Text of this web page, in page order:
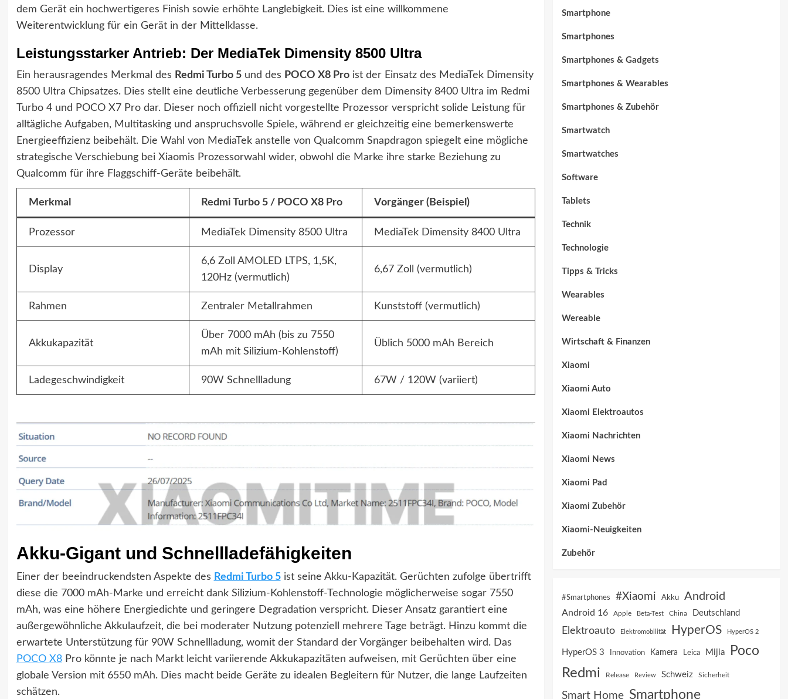
dem Gerät ein hochwertigeres Finish sowie erhöhte Langlebigkeit. Dies ist eine willkommene
Weiterentwicklung für ein Gerät in der Mittelklasse.
Leistungsstarker Antrieb: Der MediaTek Dimensity 8500 Ultra
Ein herausragendes Merkmal des Redmi Turbo 5und des POCO X8 Proist der Einsatz des MediaTek Dimensity
8500 Ultra Chipsatzes. Dies stellt eine deutliche Verbesserung gegenüber dem Dimensity 8400 Ultra im Redmi
Turbo 4 und POCO X7 Pro dar. Dieser noch offiziell nicht vorgestellte Prozessor verspricht solide Leistung für
alltägliche Aufgaben, Multitasking und anspruchsvolle Spiele, während er gleichzeitig eine bemerkenswerte
Energieeffizienz beibehält. Die Wahl von MediaTek anstelle von Qualcomm Snapdragon spiegelt eine mögliche
strategische Verschiebung bei Xiaomis Prozessorwahl wider, obwohl die Marke ihre starke Beziehung zu
Qualcomm für ihre Flaggschiff-Geräte beibehält.
Merkmal Redmi Turbo 5 / POCO X8 Pro Vorgänger (Beispiel)
Prozessor MediaTek Dimensity 8500 Ultra MediaTek Dimensity 8400 Ultra
Display
6,6 Zoll AMOLED LTPS, 1,5K,
120Hz (vermutlich)
6,67 Zoll (vermutlich)
Rahmen Zentraler Metallrahmen Kunststoff (vermutlich)
Akkukapazität
Über 7000 mAh (bis zu 7550
mAh mit Silizium-Kohlenstoff)
Üblich 5000 mAh Bereich
Ladegeschwindigkeit 90W Schnellladung 67W / 120W (variiert)
Akku-Gigant und Schnellladefähigkeiten
Einer der beeindruckendsten Aspekte des Redmi Turbo 5ist seine Akku-Kapazität. Gerüchten zufolge übertrifft
diese die 7000 mAh-Marke und erreicht dank Silizium-Kohlenstoff-Technologie möglicherweise sogar 7550
mAh, was eine höhere Energiedichte und geringere Degradation verspricht. Dieser Ansatz garantiert eine
außergewöhnliche Akkulaufzeit, die bei moderater Nutzung potenziell mehrere Tage beträgt. Hinzu kommt die
erwartete Unterstützung für 90W Schnellladung, womit der Standard der Vorgänger beibehalten wird. Das
POCO X8Pro könnte je nach Markt leicht variierende Akkukapazitäten aufweisen, mit Gerüchten über eine
globale Version mit 6550 mAh. Dies macht beide Geräte zu idealen Begleitern für Nutzer, die lange Laufzeiten
schätzen.
Smartphone
Smartphones
Smartphones & Gadgets
Smartphones & Wearables
Smartphones & Zubehör
Smartwatch
Smartwatches
Software
Tablets
Technik
Technologie
Tipps & Tricks
Wearables
Wereable
Wirtschaft & Finanzen
Xiaomi
Xiaomi Auto
Xiaomi Elektroautos
Xiaomi Nachrichten
Xiaomi News
Xiaomi Pad
Xiaomi Zubehör
Xiaomi-Neuigkeiten
Zubehör
#Smartphones #Xiaomi Akku Android
Android 16 Apple Beta-Test China Deutschland
Elektroauto Elektromobilität HyperOS HyperOS 2
HyperOS 3 Innovation Kamera Leica Mijia
Poco
Redmi
Release Review Schweiz Sicherheit
Smart Home Smartphone